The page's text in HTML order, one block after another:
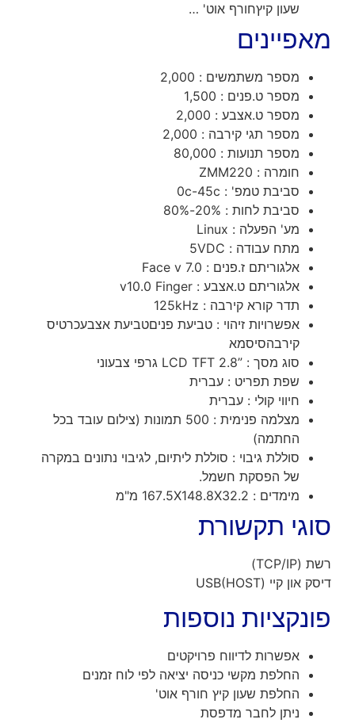
שעון קיץחורף אוט' …
מאפיינים
מספר משתמשים : 2,000
מספר ט.פנים : 1,500
מספר ט.אצבע : 2,000
מספר תגי קירבה : 2,000
מספר תנועות : 80,000
חומרה : ZMM220
סביבת טמפ' : 0c-45c
סביבת לחות : 20%-80%
מע' הפעלה : Linux
מתח עבודה : 5VDC
אלגוריתם ז.פנים : Face v 7.0
אלגוריתם ט.אצבע : v10.0 Finger
תדר קורא קירבה : 125kHz
אפשרויות זיהוי : טביעת פניםטביעת אצבעכרטיס
קירבהסיסמא
סוג מסך : ”LCD TFT 2.8 גרפי צבעוני
שפת תפריט : עברית
חיווי קולי : עברית
מצלמה פנימית : 500 תמונות (צילום עובד בכל
החתמה)
סוללת גיבוי : סוללת ליתיום, לגיבוי נתונים במקרה
של הפסקת חשמל.
מימדים : 167.5X148.8X32.2 מ"מ
סוגי תקשורת
רשת (TCP/IP)
דיסק און קיי (USB(HOST
פונקציות נוספות
אפשרות לדיווח פרויקטים
החלפת מקשי כניסה יציאה לפי לוח זמנים
החלפת שעון קיץ חורף אוט'
ניתן לחבר מדפסת